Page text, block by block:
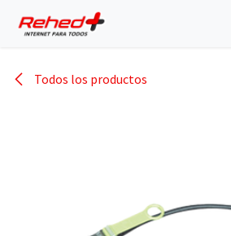
Todos los productos